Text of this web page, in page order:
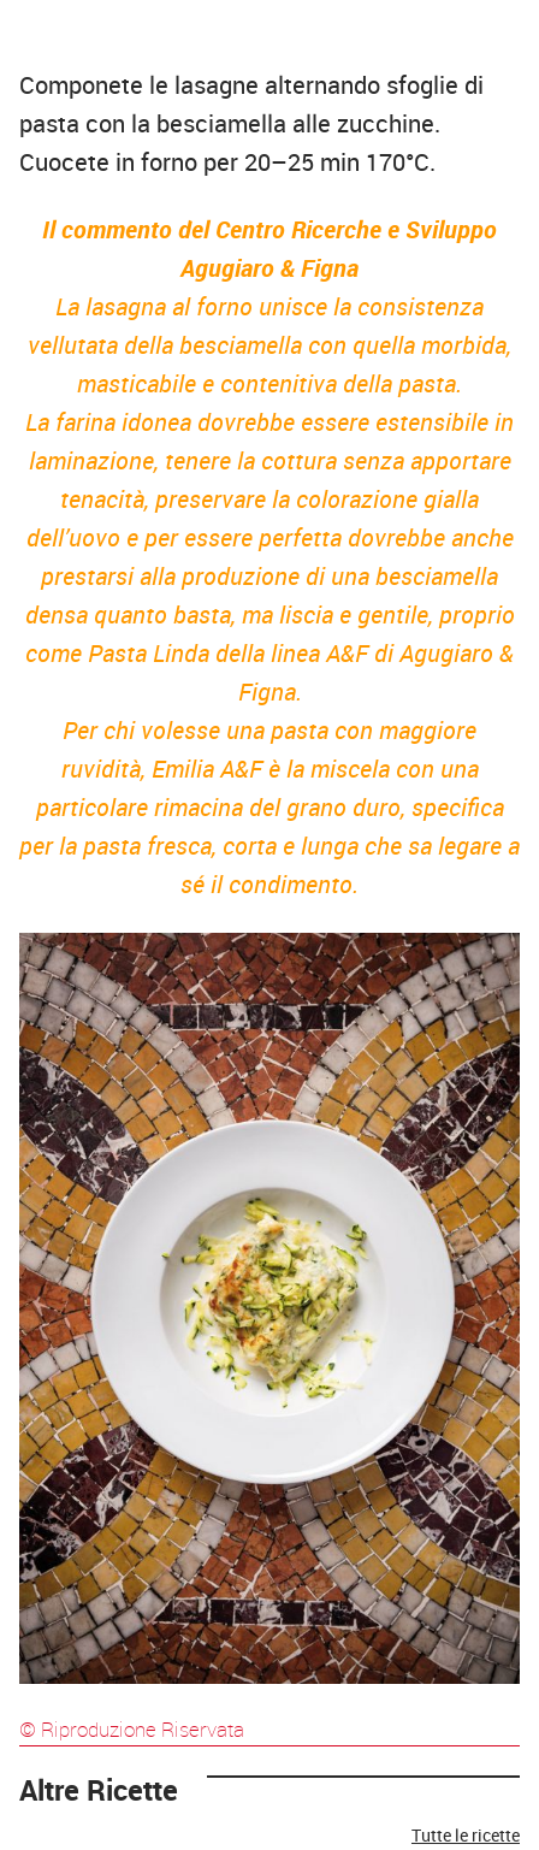
Componete le lasagne alternando sfoglie di
pasta con la besciamella alle zucchine.
Cuocete in forno per 20–25 min 170°C.
Il commento del Centro Ricerche e Sviluppo
Agugiaro & Figna
La lasagna al forno unisce la consistenza
vellutata della besciamella con quella morbida,
masticabile e contenitiva della pasta.
La farina idonea dovrebbe essere estensibile in
laminazione, tenere la cottura senza apportare
tenacità, preservare la colorazione gialla
dell’uovo e per essere perfetta dovrebbe anche
prestarsi alla produzione di una besciamella
densa quanto basta, ma liscia e gentile, proprio
come Pasta Linda della linea A&F di Agugiaro &
Figna.
Per chi volesse una pasta con maggiore
ruvidità, Emilia A&F è la miscela con una
particolare rimacina del grano duro, specifica
per la pasta fresca, corta e lunga che sa legare a
sé il condimento.
© Riproduzione Riservata
Altre Ricette
Tutte le ricette